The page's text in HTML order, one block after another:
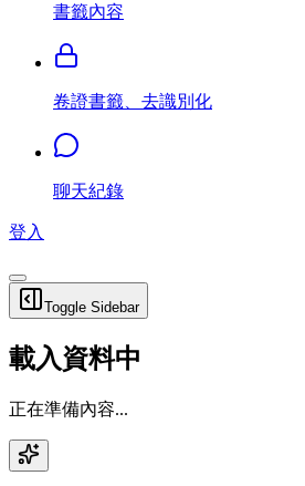
書籤內容
卷證書籤、去識別化
聊天紀錄
登入
Toggle Sidebar
載入資料中
正在準備內容...